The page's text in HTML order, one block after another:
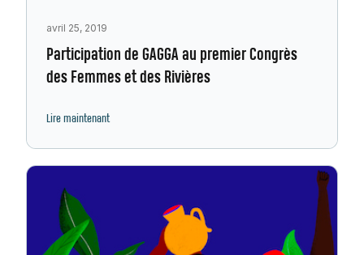
avril 25, 2019
Participation de GAGGA au premier Congrès
des Femmes et des Rivières
Lire maintenant